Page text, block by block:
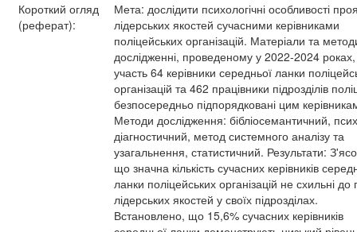
Короткий огляд
(реферат):
Мета: дослідити психологічні особливості
лідерських якостей сучасними керівниками
поліцейських організацій. Матеріали та
дослідженні, проведеному у 2022-2024
участь 64 керівники середньої ланки
організацій та 462 працівники підрозділів
безпосередньо підпорядковані цим
Методи дослідження: бібліосемантичний,
діагностичний, метод системного аналізу та
узагальнення, статистичний. Результати:
що значна кількість сучасних керівників
ланки поліцейських організацій не схильні до
лідерських якостей у своїх підрозділах.
Встановлено, що 15,6% сучасних керівників